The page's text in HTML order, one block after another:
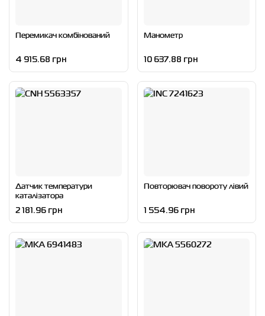
Перемикач комбiнований
4 915.68 грн
Манометр
10 637.88 грн
Датчик температури
каталізатора
2 181.96 грн
Повторювач повороту лівий
1 554.96 грн